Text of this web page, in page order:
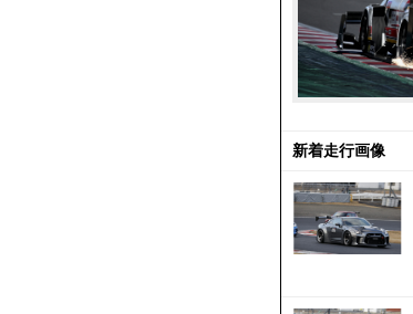
新着走行画像